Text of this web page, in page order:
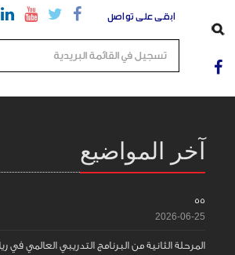
ابقى على تواصل
آخر المواضيع
55
2026-06-25
المرحلة الثانية من البرنامج التدريبي العالمي في